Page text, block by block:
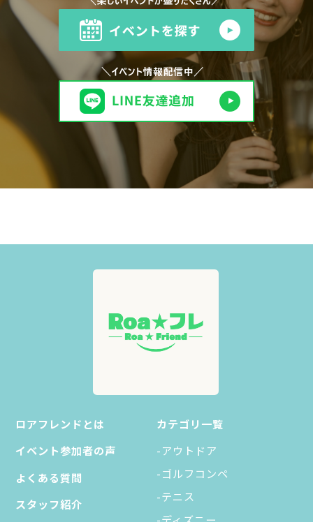
ロアフレンドとは
イベント参加者の声
よくある質問
スタッフ紹介
カテゴリ一覧
-アウトドア
-ゴルフコンペ
-テニス